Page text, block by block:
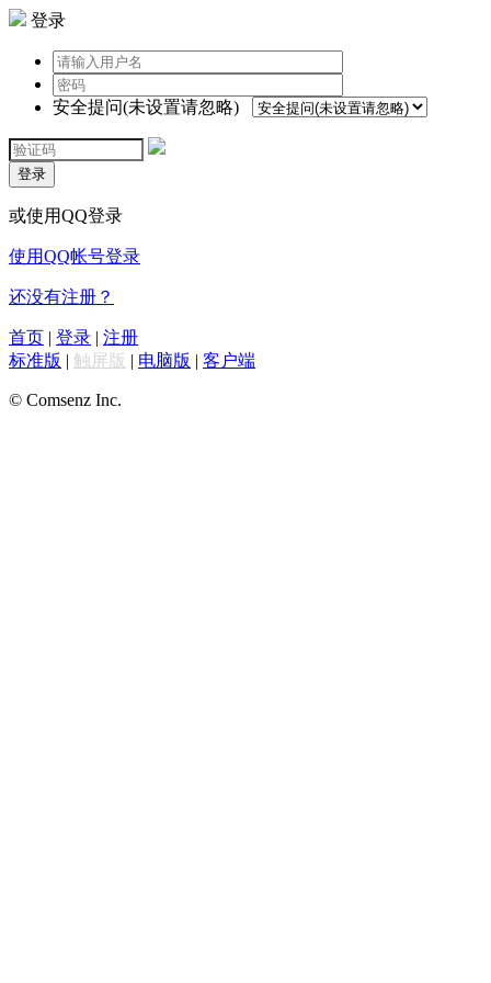
登录
安全提问(未设置请忽略)
登录
或使用QQ登录
使用QQ帐号登录
还没有注册？
首页 | 登录 | 注册
标准版 | 触屏版 | 电脑版 | 客户端
© Comsenz Inc.